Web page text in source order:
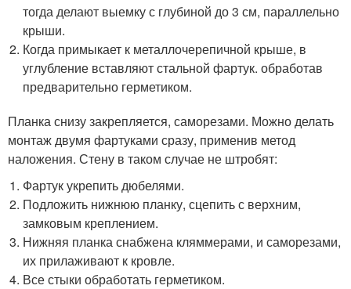
тогда делают выемку с глубиной до 3 см, параллельно
крыши.
Когда примыкает к металлочерепичной крыше, в
углубление вставляют стальной фартук. обработав
предварительно герметиком.
Планка снизу закрепляется, саморезами. Можно делать
монтаж двумя фартуками сразу, применив метод
наложения. Стену в таком случае не штробят:
Фартук укрепить дюбелями.
Подложить нижнюю планку, сцепить с верхним,
замковым креплением.
Нижняя планка снабжена кляммерами, и саморезами,
их прилаживают к кровле.
Все стыки обработать герметиком.